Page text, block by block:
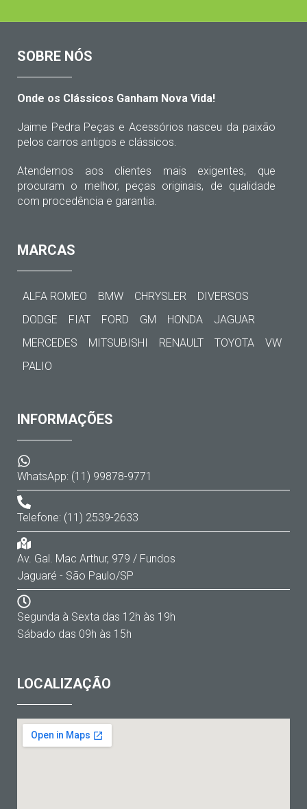
SOBRE NÓS
Onde os Clássicos Ganham Nova Vida!
Jaime Pedra Peças e Acessórios nasceu da paixão
pelos carros antigos e clássicos.
Atendemos aos clientes mais exigentes, que
procuram o melhor, peças originais, de qualidade
com procedência e garantia.
MARCAS
ALFA ROMEO BMW CHRYSLER
DIVERSOS
DODGE
FIAT FORD GM HONDA
JAGUAR
MERCEDES
MITSUBISHI RENAULT TOYOTA
VW
PALIO
INFORMAÇÕES
WhatsApp: (11) 99878-9771
Telefone: (11) 2539-2633
Av. Gal. Mac Arthur, 979 / Fundos
Jaguaré - São Paulo/SP
Segunda à Sexta das 12h às 19h
Sábado das 09h às 15h
LOCALIZAÇÃO